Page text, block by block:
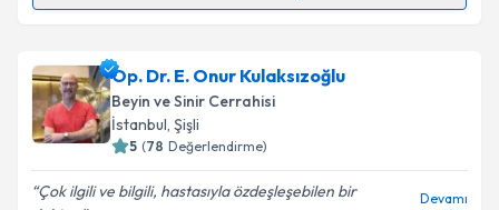
için bir takvim hazırlandığında e-posta ile
bilgilendireceğiz.
E-posta Adresiniz
Op. Dr. E. Onur Kulaksızoğlu
Beyin ve Sinir Cerrahisi
İstanbul, Şişli
5 (78 Değerlendirme)
Çok ilgili ve bilgili, hastasıyla özdeşleşebilen bir
Devamı